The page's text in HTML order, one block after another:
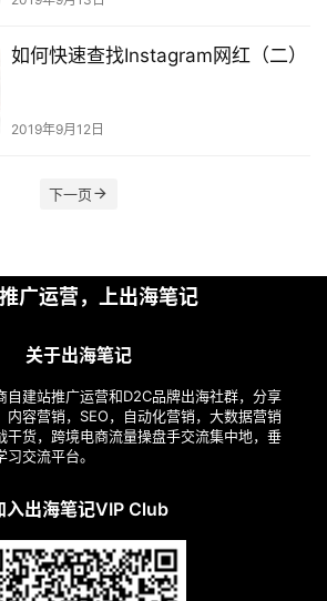
如何快速查找Instagram网红（二）
2019年9月12日
下一页
广运营，上出海笔记
关于出海笔记
自建站推广运营和D2C品牌出海社群，分享
内容营销，SEO，自动化营销，大数据营销
干货，跨境电商流量操盘手交流集中地，垂
交流平台。
入出海笔记VIP Club